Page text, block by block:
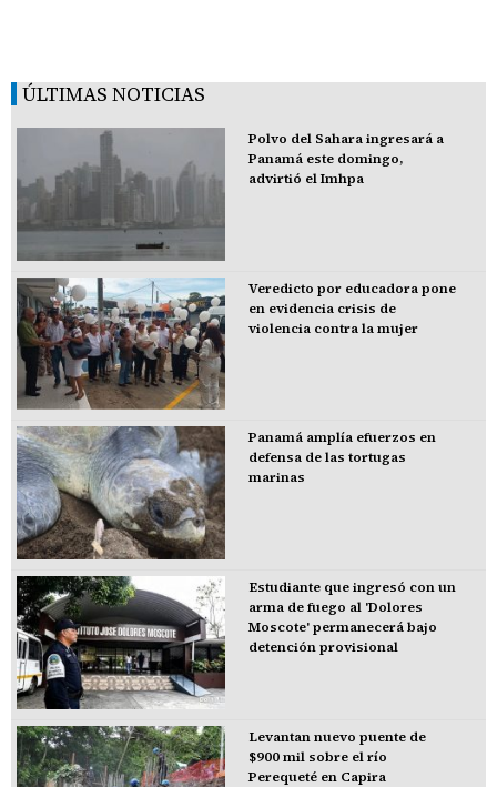
ÚLTIMAS NOTICIAS
Polvo del Sahara ingresará a
Panamá este domingo,
advirtió el Imhpa
Veredicto por educadora pone
en evidencia crisis de
violencia contra la mujer
Panamá amplía efuerzos en
defensa de las tortugas
marinas
Estudiante que ingresó con un
arma de fuego al 'Dolores
Moscote' permanecerá bajo
detención provisional
Levantan nuevo puente de
$900 mil sobre el río
Perequeté en Capira